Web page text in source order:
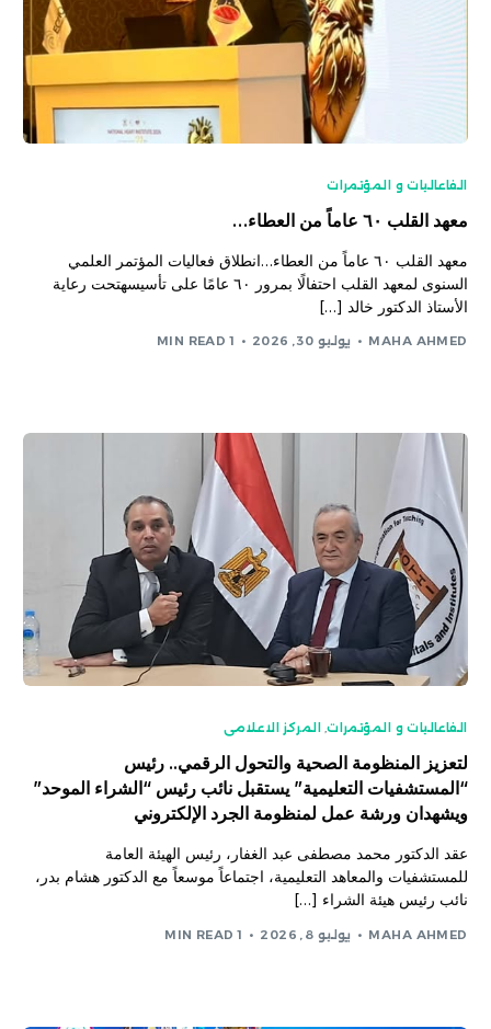
الفاعاليات و المؤتمرات
معهد القلب ٦٠ عاماً من العطاء…
معهد القلب ٦٠ عاماً من العطاء…انطلاق فعاليات المؤتمر العلمي
السنوى لمعهد القلب احتفالًا بمرور ٦٠ عامًا على تأسيسهتحت رعاية
الأستاذ الدكتور خالد […]
MAHA AHMED يوليو 30, 2026 1 MIN READ
الفاعاليات و المؤتمرات, المركز الاعلامى
لتعزيز المنظومة الصحية والتحول الرقمي.. رئيس
“المستشفيات التعليمية” يستقبل نائب رئيس “الشراء الموحد”
ويشهدان ورشة عمل لمنظومة الجرد الإلكتروني
عقد الدكتور محمد مصطفى عبد الغفار، رئيس الهيئة العامة
للمستشفيات والمعاهد التعليمية، اجتماعاً موسعاً مع الدكتور هشام بدر،
نائب رئيس هيئة الشراء […]
MAHA AHMED يوليو 8, 2026 1 MIN READ